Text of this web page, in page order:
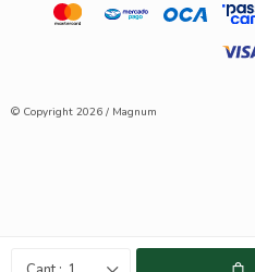
© Copyright 2026 / Magnum